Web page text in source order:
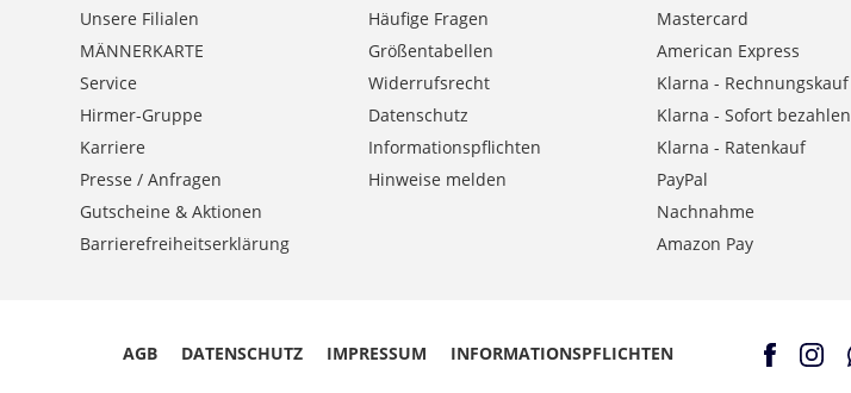
Unsere Filialen
MÄNNERKARTE
Service
Hirmer-Gruppe
Karriere
Presse / Anfragen
Gutscheine & Aktionen
Barrierefreiheitserklärung
Häufige Fragen
Größentabellen
Widerrufsrecht
Datenschutz
Informationspflichten
Hinweise melden
Mastercard
American Express
Klarna - Rechnungskauf
Klarna - Sofort bezahlen
Klarna - Ratenkauf
PayPal
Nachnahme
Amazon Pay
AGB DATENSCHUTZ IMPRESSUM INFORMATIONSPFLICHTEN